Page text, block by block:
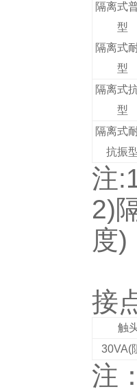
隔离式
型
隔离式
型
隔离式
型
隔离式
抗振
注
2)
度)
接
触
30VA(
注